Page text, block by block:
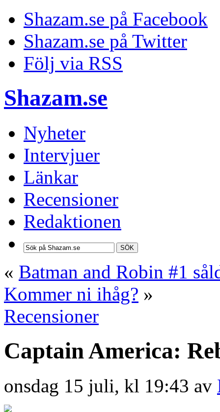
Shazam.se på Facebook
Shazam.se på Twitter
Följ via RSS
Shazam.se
Nyheter
Intervjuer
Länkar
Recensioner
Redaktionen
SÖK
« Batman and Robin #1
Kommer ni ihåg? »
Recensioner
Captain America:
onsdag 15 juli, kl 19:43 av